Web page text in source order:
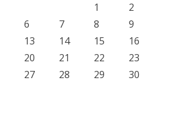
1
2
6 7 8
9
13 14 15
16
20 21 22
23
27 28 29
30